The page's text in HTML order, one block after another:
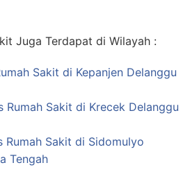
Juga Terdapat di Wilayah :
Sakit di Kepanjen Delanggu
Rumah Sakit di Krecek Delanggu
Rumah Sakit di Sidomulyo
Tengah